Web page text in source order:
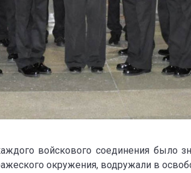
войскового соединения было
окружения, водружали в